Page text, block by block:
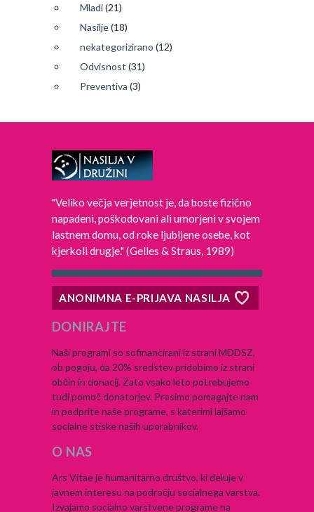
Mladi(21)
Nasilje(18)
nekategorizirano (12)
Odvisnost (31)
Preventiva (3)
"Veliko večja verjetnost je, da boste fizično
napadeni, poškodovani ali umorjeni v svojem
lastnem domu, od roke ljubljene osebe, kot
kjerkoli drugje." (Gelles & Straus, 1989)
ANONIMNA E-PRIJAVA NASILJA
DONIRAJTE
Naši programi so sofinancirani iz strani MDDSZ,
ob pogoju, da 20% sredstev pridobimo iz strani
občin in donacij. Zato vsako leto potrebujemo
tudi pomoč donatorjev. Prosimo pomagajte nam
in podprite naše programe, s katerimi lajšamo
socialne stiske naših uporabnikov.
O NAS
Ars Vitae je humanitarno društvo, ki deluje v
javnem interesu na področju socialnega varstva.
Izvajamo socialno varstvene programe na